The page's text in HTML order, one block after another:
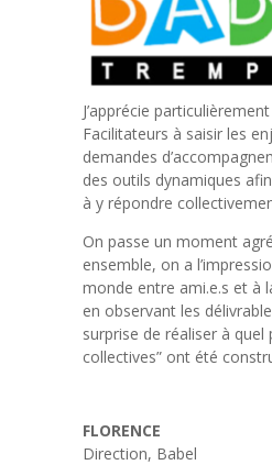
J’apprécie
Facilitateurs à saisir les
demandes
des outils dynamiques afin
à y répondre
On passe un moment
ensemble, on a
monde entre ami.e.s et à
en observant les
surprise de réaliser à quel
collectives” ont été
FLORENCE
Direction, Babel